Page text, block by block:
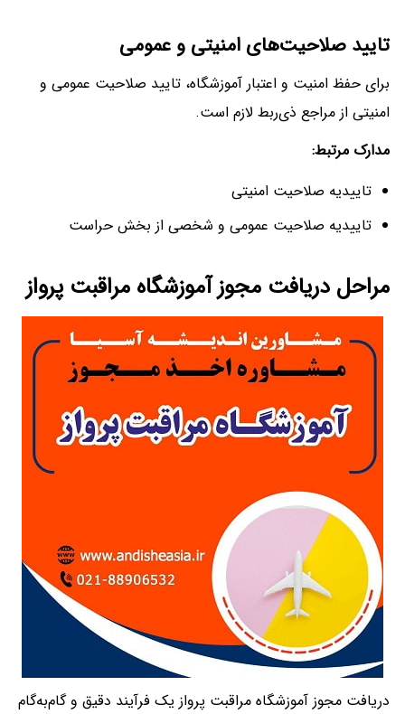
تایید صلاحیت‌های امنیتی و عمومی
برای حفظ امنیت و اعتبار آموزشگاه، تایید صلاحیت عمومی و
امنیتی از مراجع ذی‌ربط لازم است.
مدارک مرتبط:
تاییدیه صلاحیت امنیتی
تاییدیه صلاحیت عمومی و شخصی از بخش حراست
مراحل دریافت مجوز آموزشگاه مراقبت پرواز
دریافت مجوز آموزشگاه مراقبت پرواز یک فرآیند دقیق و گام‌به‌گام